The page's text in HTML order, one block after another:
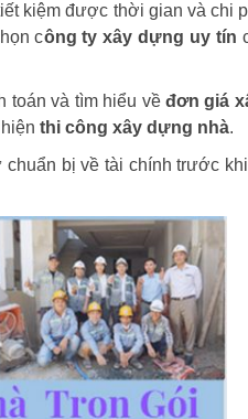
kiệm được thời gian và chi
công ty xây dựng uy tín
toán và tìm hiểu về đơn giá
thi công xây dựng nhà.
bị về tài chính trước